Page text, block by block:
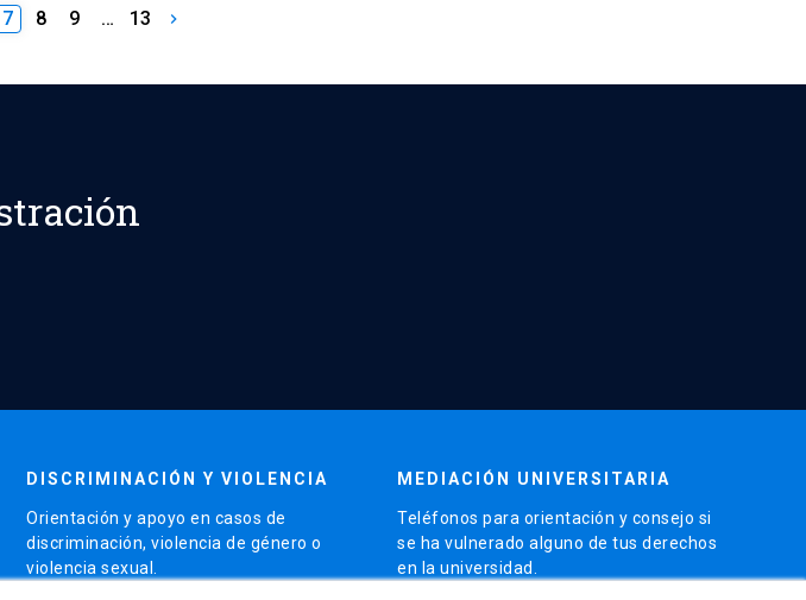
7 8 9 … 13 keyboard_arrow_right
DISCRIMINACIÓN Y VIOLENCIA
Orientación y apoyo en casos de
discriminación, violencia de género o
violencia sexual.
MEDIACIÓN UNIVERSITARIA
Teléfonos para orientación y consejo si
se ha vulnerado alguno de tus derechos
en la universidad.